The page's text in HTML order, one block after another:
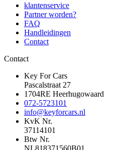
klantenservice
Partner worden?
FAQ
Handleidingen
Contact
Contact
Key For Cars
Pascalstraat 27
1704RE Heerhugowaard
072-5723101
info@keyforcars.nl
KvK Nr.
37114101
Btw Nr.
NL818371560B01